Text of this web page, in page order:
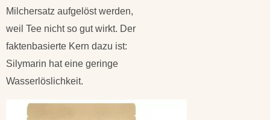
Milchersatz aufgelöst werden,
weil Tee nicht so gut wirkt. Der
faktenbasierte Kern dazu ist:
Silymarin hat eine geringe
Wasserlöslichkeit.